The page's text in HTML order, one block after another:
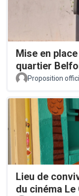
Mise en
quartier
Proposition
Lieu de
du cinéma